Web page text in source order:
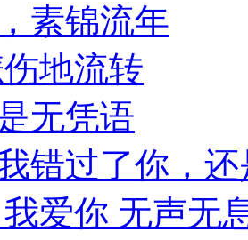
素锦流年
地流转
无凭语
错过了你，
爱你 无声无